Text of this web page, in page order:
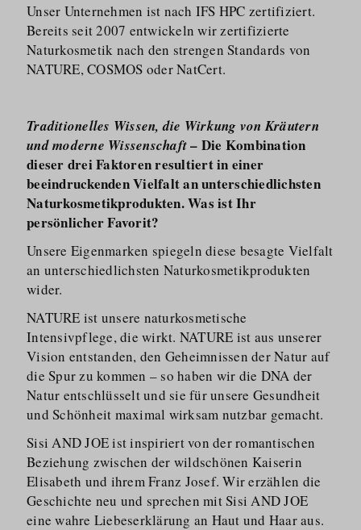
Unser Unternehmen ist nach IFS HPC zertifiziert.
Bereits seit 2007 entwickeln wir zertifizierte
Naturkosmetik nach den strengen Standards von
NATURE, COSMOS oder NatCert.
Traditionelles Wissen, die Wirkung von Kräutern
und moderne Wissenschaft– Die Kombination
dieser drei Faktoren resultiert in einer
beeindruckenden Vielfalt an unterschiedlichsten
Naturkosmetikprodukten. Was ist Ihr
persönlicher Favorit?
Unsere Eigenmarken spiegeln diese besagte Vielfalt
an unterschied­lichsten Naturkos­me­tik­produkten
wider.
NATURE ist unsere naturkos­metische
Intensivpflege, die wirkt. NATURE ist aus unserer
Vision entstanden, den Geheimnissen der Natur auf
die Spur zu kommen – so haben wir die DNA der
Natur entschlüsselt und sie für unsere Gesundheit
und Schönheit maximal wirksam nutzbar gemacht.
Sisi AND JOE ist inspiriert von der romantischen
Beziehung zwischen der wildschönen Kaiserin
Elisabeth und ihrem Franz Josef. Wir erzählen die
Geschichte neu und sprechen mit Sisi AND JOE
eine wahre Liebeserklärung an Haut und Haar aus.